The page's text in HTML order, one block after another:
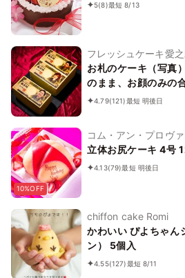
5(8)最短 8/13
フレッシュケーキ愛
お札のケーキ（写真
のまま、お顔のみの
束タイプ
4.79(121)最短 明後日
10%OFF
コム・アン・プロヴ
立体お尻ケーキ 4号
4.13(79)最短 明後日
chiffon cake Romi
かわいい ぴよちゃん
ン） 5個入
4.55(127)最短 8/11